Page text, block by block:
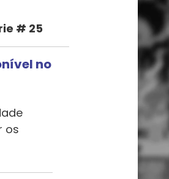
# 25
no
os